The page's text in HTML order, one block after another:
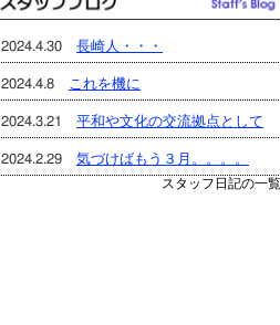
2024.4.30 長崎人・・・
2024.4.8 これを機に
2024.3.21 平和や文化の交流拠点として
2024.2.29 気づけばもう３月。。。。
スタッフ日記の一覧